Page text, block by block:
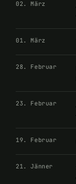
02. März
01. März
28. Februar
23. Februar
19. Februar
21. Jänner